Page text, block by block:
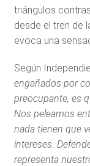
triángulos
desde el tren de
evoca una
Según
engañados por
preocupante, es
Nos peleamos
nada tienen que
intereses.
representa